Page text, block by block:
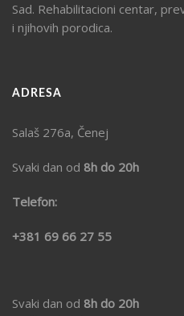
Sad. Rehabilitacioni centar,
i njihovih porodica.
ADRESA
Salaš 276a, Čenej
Svaki dan od 8h do 20h
Telefon:
+381 69 66 27 55
Svaki dan od 8h do 20h